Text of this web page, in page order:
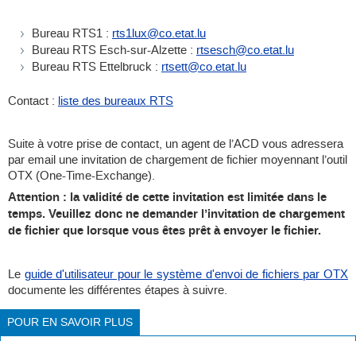
Bureau RTS1 : rts1lux@co.etat.lu
Bureau RTS Esch-sur-Alzette : rtsesch@co.etat.lu
Bureau RTS Ettelbruck : rtsett@co.etat.lu
Contact : liste des bureaux RTS
Suite à votre prise de contact, un agent de l’ACD vous adressera
par email une invitation de chargement de fichier moyennant l’outil
OTX (One-Time-Exchange).
Attention : la validité de cette invitation est limitée dans le
temps. Veuillez donc ne demander l’invitation de chargement
de fichier que lorsque vous êtes prêt à envoyer le fichier.
Le guide d'utilisateur pour le système d'envoi de fichiers par OTX
documente les différentes étapes à suivre.
POUR EN SAVOIR PLUS